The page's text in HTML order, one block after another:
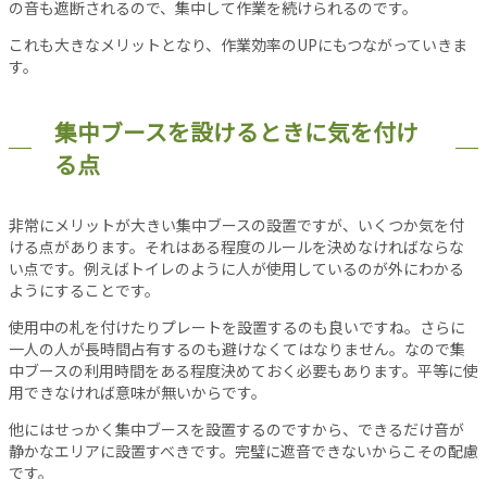
当
サ
イ
営
会
社
用
規
約
ラ
イ
の音も遮断されるので、集中して作業を続けられるのです。
これも大きなメリットとなり、作業効率のUPにもつながっていきま
す。
集中ブースを設けるときに気を付け
る点
非常にメリットが大きい集中ブースの設置ですが、いくつか気を付
ける点があります。それはある程度のルールを決めなければならな
い点です。例えばトイレのように人が使用しているのが外にわかる
ようにすることです。
使用中の札を付けたりプレートを設置するのも良いですね。さらに
一人の人が長時間占有するのも避けなくてはなりません。なので集
中ブースの利用時間をある程度決めておく必要もあります。平等に使
用できなければ意味が無いからです。
他にはせっかく集中ブースを設置するのですから、できるだけ音が
静かなエリアに設置すべきです。完璧に遮音できないからこその配慮
です。